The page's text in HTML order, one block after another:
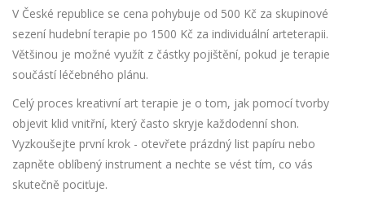
V České republice se cena pohybuje od 500 Kč za skupinové
sezení hudební terapie po 1500 Kč za individuální arteterapii.
Většinou je možné využít z částky pojištění, pokud je terapie
součástí léčebného plánu.
Celý proces kreativní art terapie je o tom, jak pomocí tvorby
objevit klid vnitřní, který často skryje každodenní shon.
Vyzkoušejte první krok - otevřete prázdný list papíru nebo
zapněte oblíbený instrument a nechte se vést tím, co vás
skutečně pociťuje.